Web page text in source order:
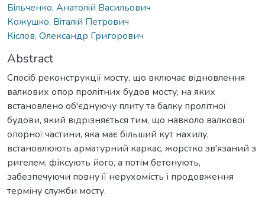
Бiльченко, Анатолiй Васильович
Кожушко, Вiталiй Петрович
Кiслов, Олександр Григорович
Abstract
Спосіб реконструкції мосту, що включає відновлення
валкових опор пролітних будов мосту, на яких
встановлено об'єднуючу плиту та балку пролітної
будови, який відрізняється тим, що навколо валкової
опорної частини, яка має більший кут нахилу,
встановлюють арматурний каркас, жорстко зв'язаний з
ригелем, фіксують його, а потім бетонують,
забезпечуючи повну її нерухомість і продовження
терміну служби мосту.